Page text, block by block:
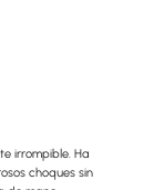
irrompible. Ha
choques sin